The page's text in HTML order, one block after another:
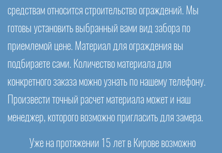
средствам относится строительство ограждений. Мы
готовы установить выбранный вами вид забора по
приемлемой цене. Материал для ограждения вы
подбираете сами. Количество материала для
конкретного заказа можно узнать по нашему телефону.
Произвести точный расчет материала может и наш
менеджер, которого возможно пригласить для замера.
Уже на протяжении 15 лет в Кирове возможно